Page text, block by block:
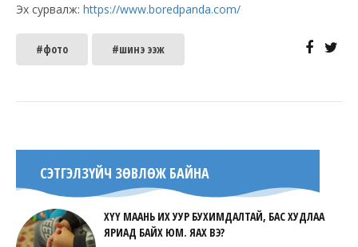
Эх сурвалж: https://www.boredpanda.com/
#фото #шинэ ээж
СЭТГЭЛЗҮЙЧ ЗӨВЛӨЖ БАЙНА
ХҮҮ МААНЬ ИХ УУР БУХИМДАЛТАЙ, БАС ХУДЛАА
ЯРИАД БАЙХ ЮМ. ЯАХ ВЭ?